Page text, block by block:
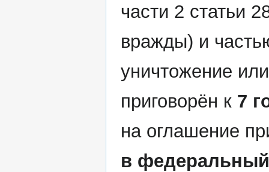
части 2 статьи
вражды) и
уничтожение
приговорён к 7
на оглашение
в